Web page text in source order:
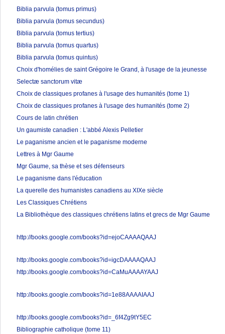
Biblia parvula (tomus primus)
Biblia parvula (tomus secundus)
Biblia parvula (tomus tertius)
Biblia parvula (tomus quartus)
Biblia parvula (tomus quintus)
Choix d'homélies de saint Grégoire le Grand, à l'usage de la jeunesse
Selectæ sanctorum vitæ
Choix de classiques profanes à l'usage des humanités (tome 1)
Choix de classiques profanes à l'usage des humanités (tome 2)
Cours de latin chrétien
Un gaumiste canadien : L'abbé Alexis Pelletier
Le paganisme ancien et le paganisme moderne
Lettres à Mgr Gaume
Mgr Gaume, sa thèse et ses défenseurs
Le paganisme dans l'éducation
La querelle des humanistes canadiens au XIXe siècle
Les Classiques Chrétiens
La Bibliothèque des classiques chrétiens latins et grecs de Mgr Gaume
http://books.google.com/books?id=ejoCAAAAQAAJ
http://books.google.com/books?id=igcDAAAAQAAJ
http://books.google.com/books?id=CaMuAAAAYAAJ
http://books.google.com/books?id=1e88AAAAIAAJ
http://books.google.com/books?id=_6f4Zg9tY5EC
Bibliographie catholique (tome 11)